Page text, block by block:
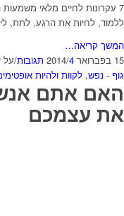
7 עקרונות לחיים מלאי
ללמוד, לחיות את הרגע, לתת,
המשך קריאה…
15 בפברואר 2014
/4 תגובות /על
גוף - נפש, לקוות ולהיות
האם אתם
את עצמכם